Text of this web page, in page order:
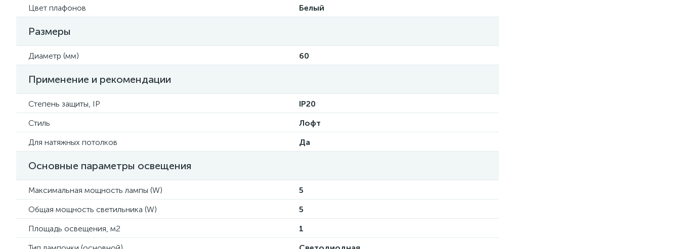
Цвет плафонов
Белый
Размеры
Диаметр (мм) 60
Применение и рекомендации
Степень защиты, IP
IP20
Стиль
Лофт
Для натяжных потолков
Да
Основные параметры освещения
Максимальная мощность лампы (W)
5
Общая мощность светильника (W)
5
Площадь освещения, м2
1